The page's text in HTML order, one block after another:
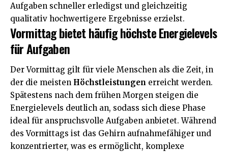
Aufgaben schneller erledigst und gleichzeitig
qualitativ hochwertigere Ergebnisse erzielst.
Vormittag bietet häufig höchste Energielevels
für Aufgaben
Der Vormittag gilt für viele Menschen als die Zeit, in
der die meisten Höchstleistungen erreicht werden.
Spätestens nach dem frühen Morgen steigen die
Energielevels deutlich an, sodass sich diese Phase
ideal für anspruchsvolle Aufgaben anbietet. Während
des Vormittags ist das Gehirn aufnahmefähiger und
konzentrierter, was es ermöglicht, komplexe